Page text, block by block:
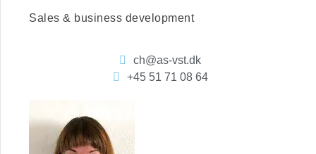
Sales & business development
ch@as-vst.dk
+45 51 71 08 64